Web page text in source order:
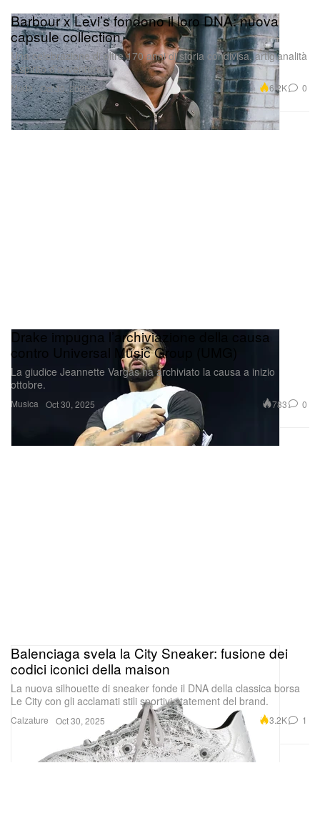
Moda
Barbour x Levi’s fondono il loro DNA: nuova
capsule collection
Una celebrazione di oltre 170 anni di storia condivisa, artigianalità
e spirito d’avventura.
Oct 30, 2025 6.2K 0
Musica
Drake impugna l’archiviazione della causa
contro Universal Music Group (UMG)
La giudice Jeannette Vargas ha archiviato la causa a inizio
ottobre.
Oct 30, 2025 783 0
Calzature
Balenciaga svela la City Sneaker: fusione dei
codici iconici della maison
La nuova silhouette di sneaker fonde il DNA della classica borsa
Le City con gli acclamati stili sportivi statement del brand.
Oct 30, 2025 3.2K 1